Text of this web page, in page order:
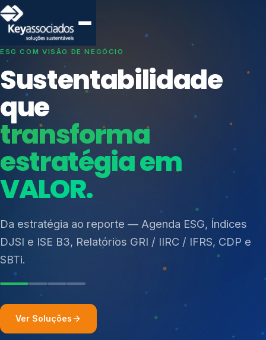
SISTEMAS DE GESTÃO OTIMIZADOS E INTEGRADOS
Conformidade que
protege seu
negócio.
Consultoria, auditoria e treinamentos em ISO 27001,
ISO 27701, ISO 42001, ISO 37001, ISO 9001, ISO
14001, ISO 45001, ONA e PNQ — Gestão de
resíduos sólidos (PGRS/PMGRS).
Índices de Mercado
Mudanças Climáticas
Reputação e Cadeia
Reporte Regulatório
Ver Soluções